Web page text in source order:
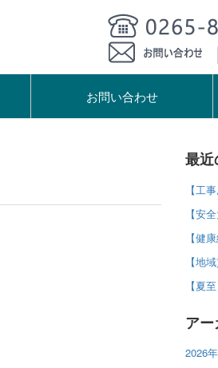
お問い合わせ
最近
【工
【安
【健
【地
【夏至
ア
2026